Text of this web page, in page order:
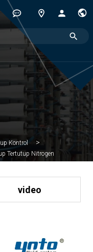
Kontrol
Tertutup Nitrogen
video